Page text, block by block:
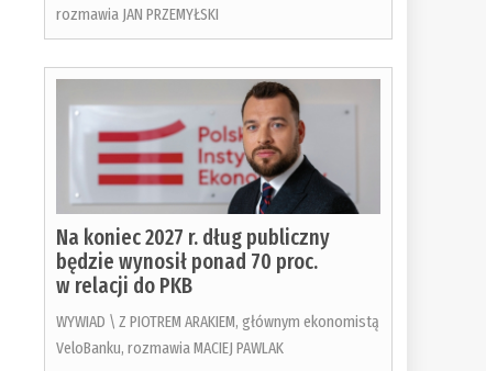
rozmawia JAN PRZEMYŁSKI
Na koniec 2027 r. dług publiczny
będzie wynosił ponad 70 proc.
w relacji do PKB
WYWIAD \ Z PIOTREM ARAKIEM, głównym ekonomistą
VeloBanku, rozmawia MACIEJ PAWLAK